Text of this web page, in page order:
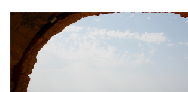
Crianças & família
Natureza e ar livre